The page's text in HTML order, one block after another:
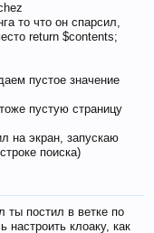
то что он спарсил,
return $contents;
пустое значение
пустую страницу
на экран, запускаю
поиска)
ты постил в ветке по
клоаку, как